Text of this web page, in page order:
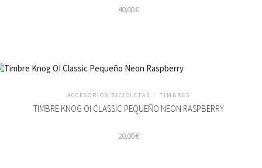
40,00€
ACCESORIOS BICICLETAS / TIMBRES
TIMBRE KNOG OI CLASSIC PEQUEÑO NEON RASPBERRY
20,00€